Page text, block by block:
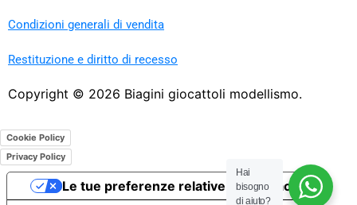
Condizioni generali di vendita
Restituzione e diritto di recesso
Copyright © 2026 Biagini giocattoli modellismo.
Cookie Policy
Privacy Policy
Hai
bisogno
di aiuto?
Le tue preferenze relative alla privacy